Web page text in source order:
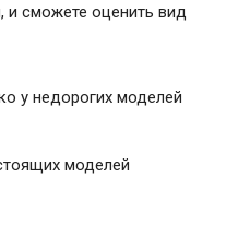
и сможете оценить вид
у недорогих моделей
моделей